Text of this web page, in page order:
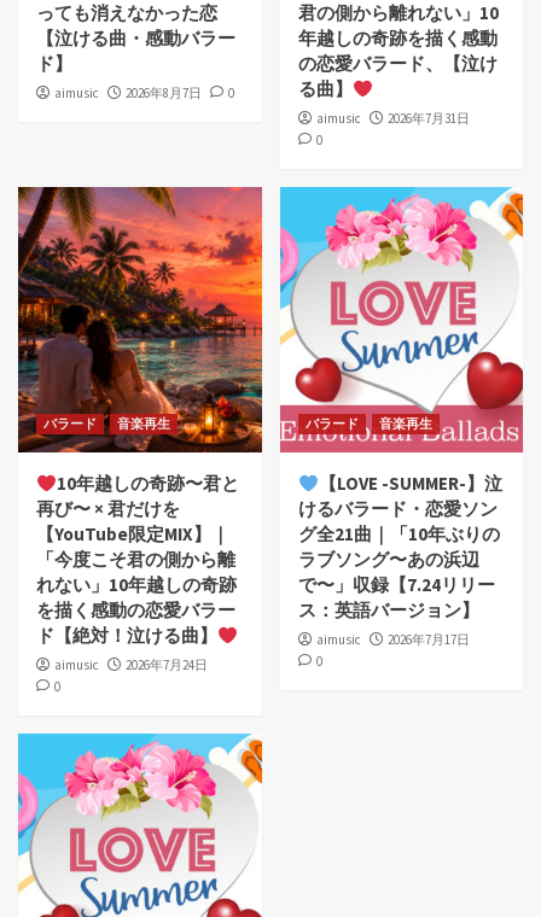
っても消えなかった恋
【泣ける曲・感動バラー
ド】
aimusic 2026年8月7日 0
君の側から離れない」10
年越しの奇跡を描く感動
の恋愛バラード、【泣け
る曲】
aimusic
2026年7月31日
0
バラード 音楽再生
10年越しの奇跡〜君と
再び〜 × 君だけを
【YouTube限定MIX】｜
「今度こそ君の側から離
れない」10年越しの奇跡
を描く感動の恋愛バラー
ド【絶対！泣ける曲】
aimusic
2026年7月24日
0
バラード 音楽再生
【LOVE -SUMMER-】泣
けるバラード・恋愛ソン
グ全21曲｜「10年ぶりの
ラブソング〜あの浜辺
で〜」収録【7.24リリー
ス：英語バージョン】
aimusic
2026年7月17日
0